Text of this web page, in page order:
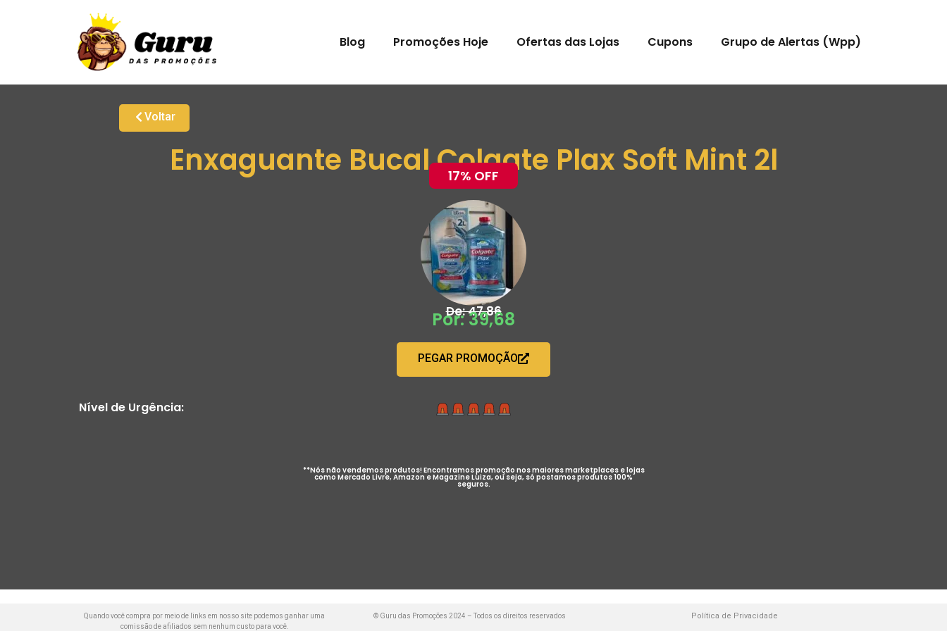
Blog Promoções Hoje Ofertas das Lojas Cupons Grupo de Alertas (Wpp)
Voltar
Enxaguante Bucal Colgate Plax Soft Mint 2l
17% OFF
De: 47,86
Por: 39,68
PEGAR PROMOÇÃO
Nível de Urgência:
**Nós não vendemos produtos! Encontramos promoção nos maiores marketplaces e lojas
como Mercado Livre, Amazon e Magazine Luiza, ou seja, só postamos produtos 100%
seguros.
Quando você compra por meio de links em nosso site podemos ganhar uma
comissão de afiliados sem nenhum custo para você.
© Guru das Promoções 2024 – Todos os direitos reservados Política de Privacidade